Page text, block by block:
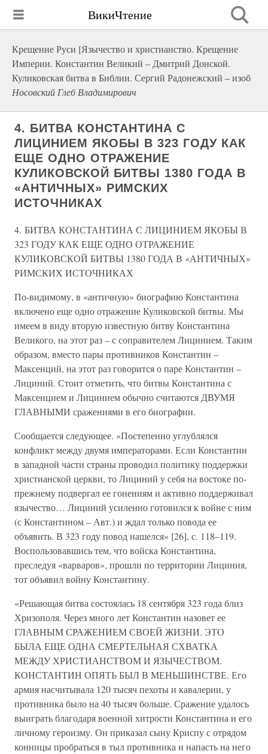
ВикиЧтение
Крещение Руси [Язычество и христианство. Крещение
Империи. Константин Великий – Дмитрий Донской.
Куликовская битва в Библии. Сергий Радонежский – изоб
Носовский Глеб Владимирович
4. БИТВА КОНСТАНТИНА С
ЛИЦИНИЕМ ЯКОБЫ В 323 ГОДУ КАК
ЕЩЕ ОДНО ОТРАЖЕНИЕ
КУЛИКОВСКОЙ БИТВЫ 1380 ГОДА В
«АНТИЧНЫХ» РИМСКИХ
ИСТОЧНИКАХ
4. БИТВА КОНСТАНТИНА С ЛИЦИНИЕМ ЯКОБЫ В
323 ГОДУ КАК ЕЩЕ ОДНО ОТРАЖЕНИЕ
КУЛИКОВСКОЙ БИТВЫ 1380 ГОДА В «АНТИЧНЫХ»
РИМСКИХ ИСТОЧНИКАХ
По-видимому, в «античную» биографию Константина
включено еще одно отражение Куликовской битвы. Мы
имеем в виду вторую известную битву Константина
Великого, на этот раз – с соправителем Лицинием. Таким
образом, вместо пары противников Константин –
Максенций, на этот раз говорится о паре Константин –
Лициний. Стоит отметить, что битвы Константина с
Максенцием и Лицинием обычно считаются ДВУМЯ
ГЛАВНЫМИ сражениями в его биографии.
Сообщается следующее. «Постепенно углублялся
конфликт между двумя императорами. Если Константин
в западной части страны проводил политику поддержки
христианской церкви, то Лициний у себя на востоке по-
прежнему подвергал ее гонениям и активно поддерживал
язычество… Лициний усиленно готовился к войне с ним
(с Константином – Авт.) и ждал только повода ее
объявить. В 323 году повод нашелся» [26], с. 118–119.
Воспользовавшись тем, что войска Константина,
преследуя «варваров», прошли по территории Лициния,
тот объявил войну Константину.
«Решающая битва состоялась 18 сентября 323 года близ
Хризополя. Через много лет Константин назовет ее
ГЛАВНЫМ СРАЖЕНИЕМ СВОЕЙ ЖИЗНИ. ЭТО
БЫЛА ЕЩЕ ОДНА СМЕРТЕЛЬНАЯ СХВАТКА
МЕЖДУ ХРИСТИАНСТВОМ И ЯЗЫЧЕСТВОМ.
КОНСТАНТИН ОПЯТЬ БЫЛ В МЕНЬШИНСТВЕ. Его
армия насчитывала 120 тысяч пехоты и кавалерии, у
противника было на 40 тысяч больше. Сражение удалось
выиграть благодаря военной хитрости Константина и его
личному героизму. Он приказал сыну Криспу с отрядом
конницы пробраться в тыл противника и напасть на него